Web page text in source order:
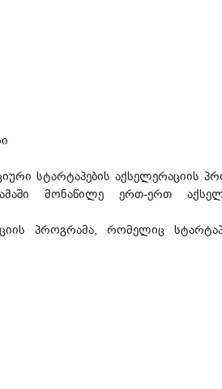
სტარტაპების აქსელერაციის
მონაწილე ერთ-ერთ
პროგრამა, რომელიც